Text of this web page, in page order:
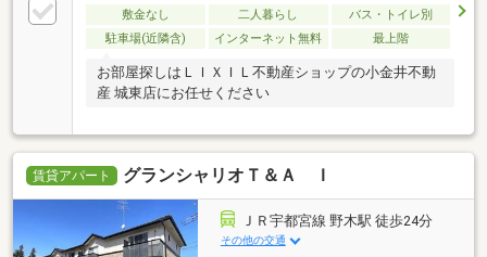
敷金なし 二人暮らし
バス・トイレ別
駐車場(近隣含)
インターネット無料 最上階
お部屋探しはＬＩＸＩＬ不動産ショップの小金井不動
産 城東店にお任せください
賃貸アパート グランシャリオＴ＆Ａ Ｉ
ＪＲ宇都宮線 野木駅 徒歩24分
その他の交通